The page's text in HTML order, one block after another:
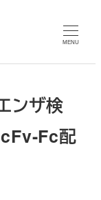
MENU
ンザ検
Fc配